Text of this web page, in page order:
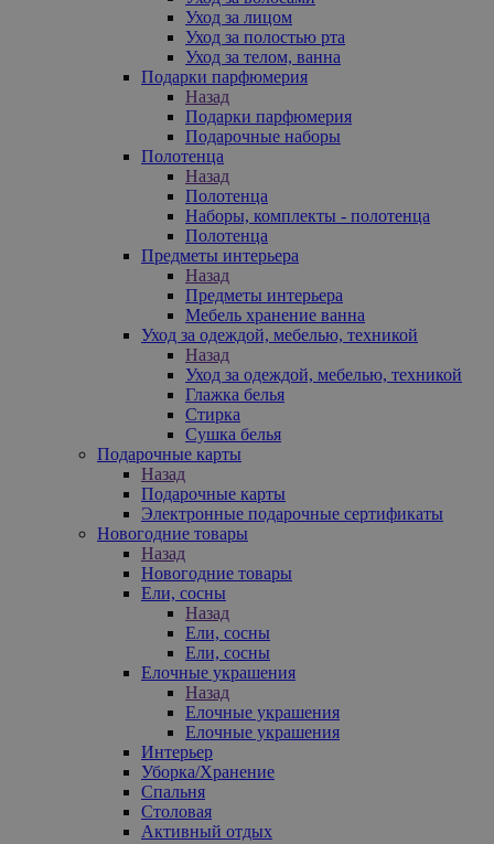
Уход за лицом
Уход за полостью рта
Уход за телом, ванна
Подарки парфюмерия
Назад
Подарки парфюмерия
Подарочные наборы
Полотенца
Назад
Полотенца
Наборы, комплекты - полотенца
Полотенца
Предметы интерьера
Назад
Предметы интерьера
Мебель хранение ванна
Уход за одеждой, мебелью, техникой
Назад
Уход за одеждой, мебелью, техникой
Глажка белья
Стирка
Сушка белья
Подарочные карты
Назад
Подарочные карты
Электронные подарочные сертификаты
Новогодние товары
Назад
Новогодние товары
Ели, сосны
Назад
Ели, сосны
Ели, сосны
Елочные украшения
Назад
Елочные украшения
Елочные украшения
Интерьер
Уборка/Хранение
Спальня
Столовая
Активный отдых